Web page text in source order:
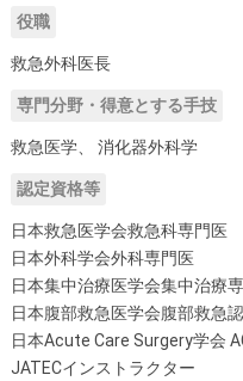
役職
救急外科医長
専門分野・得意とする手技
救急医学、 消化器外科学
認定資格等
日本救急医学会救急科専門医
日本外科学会外科専門医
日本集中治療医学会集中治療
日本腹部救急医学会腹部救急
日本Acute Care Surgery学会
JATECインストラクター